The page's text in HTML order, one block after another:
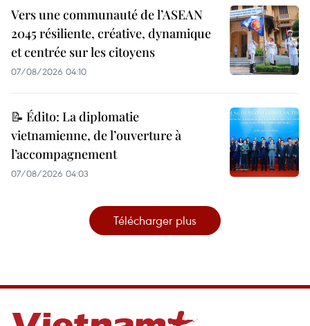
Vers une communauté de l’ASEAN
2045 résiliente, créative, dynamique
et centrée sur les citoyens
07/08/2026 04:10
📝 Édito: La diplomatie
vietnamienne, de l’ouverture à
l’accompagnement
07/08/2026 04:03
Télécharger plus